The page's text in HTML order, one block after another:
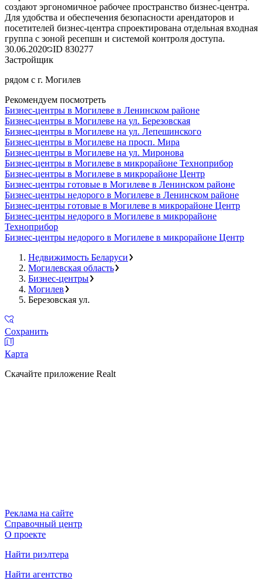
создают эргономичное рабочее пространство бизнес-центра.
Для удобства и обеспечения безопасности арендаторов и
посетителей бизнес-центра спроектирована отдельная входная
группа с зоной ресепшн и системой контроля доступа.
30.06.2020 ID 830277
Застройщик
рядом с г. Могилев
Рекомендуем посмотреть
Бизнес-центры в Могилеве в Ленинском районе
Бизнес-центры в Могилеве на ул. Березовская
Бизнес-центры в Могилеве на ул. Лепешинского
Бизнес-центры в Могилеве на просп. Мира
Бизнес-центры в Могилеве на ул. Миронова
Бизнес-центры в Могилеве в микрорайоне Техноприбор
Бизнес-центры в Могилеве в микрорайоне Центр
Бизнес-центры готовые в Могилеве в Ленинском районе
Бизнес-центры недорого в Могилеве в Ленинском районе
Бизнес-центры готовые в Могилеве в микрорайоне Центр
Бизнес-центры недорого в Могилеве в микрорайоне
Техноприбор
Бизнес-центры недорого в Могилеве в микрорайоне Центр
Недвижимость Беларуси
Могилевская область
Бизнес-центры
Могилев
Березовская ул.
Сохранить
Карта
Скачайте приложение Realt
Реклама на сайте
Справочный центр
О проекте
Найти риэлтера
Найти агентство